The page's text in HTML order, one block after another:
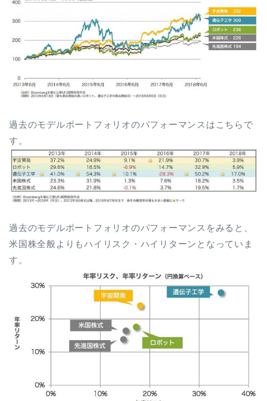
過去のモデルポートフォリオのパフォーマンスはこちらで
す。
過去のモデルポートフォリオのパフォーマンスをみると、
米国株全般よりもハイリスク・ハイリターンとなっていま
す。